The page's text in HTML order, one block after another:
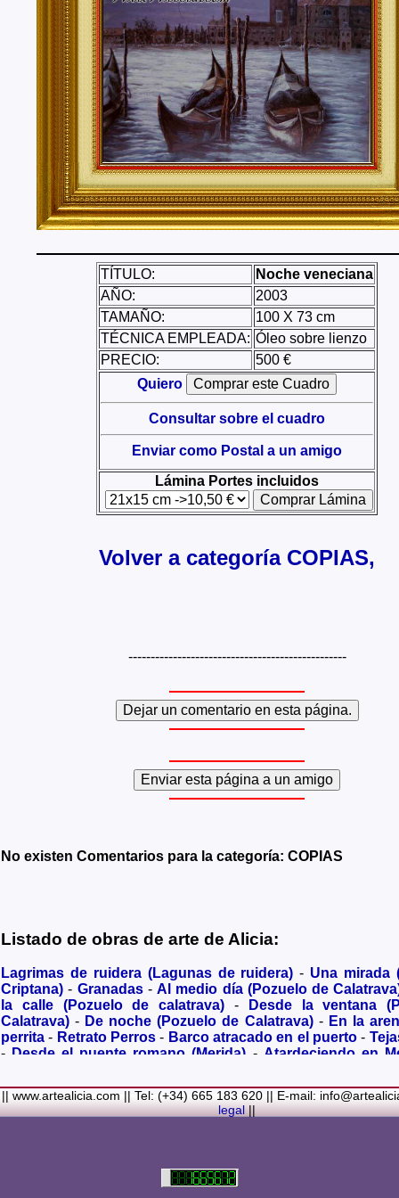
Valencia, Valladolid, Vizcaya, Zamora, Zaragoza.
También realizo envíos de mis cuadros o pinturas
lugares del mundo como pueden ser Estados Unidos,
Alemania, Gran Bretaña, Francia, Argentina, Italia...
TÍTULO:
Noche veneciana
AÑO:
2003
TAMAÑO:
100 X 73 cm
TÉCNICA EMPLEADA: Óleo sobre lienzo
PRECIO:
500 €
Quiero
Consultar sobre el cuadro
Enviar como Postal a un amigo
Lámina Portes incluidos
Volver a categoría COPIAS,
-------------------------------------------------
No existen Comentarios para la categoría: COPIAS
Listado de obras de arte de Alicia:
Lagrimas de ruidera (Lagunas de ruidera) - Una mirada
Criptana) - Granadas-Al medio día (Pozuelo de
la calle (Pozuelo de calatrava) -
Desde la ventana
Calatrava) - De noche (Pozuelo de Calatrava)- En la
perrita - Retrato Perros - Barco atracado en el puerto -
- Desde el puente romano (Merida) - Atardeciendo en
(Bolaños de Calatrava)-Membrillos madurando al sol-
costa-A dormir (Cuadro infantil)-En flor-Ramo de
Familiar-La fuente (La Alhambra de Granada)-Acuarela
Puerta de Ciruela en 1868 (Ciudad
del Alcazar en tiempo de Juan II (Ciudad Real)
|| www.artealicia.com || Tel: (+34) 665 183 620 || E-mail:
legal||